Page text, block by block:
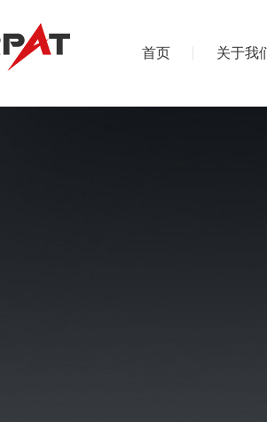
首页 关于我